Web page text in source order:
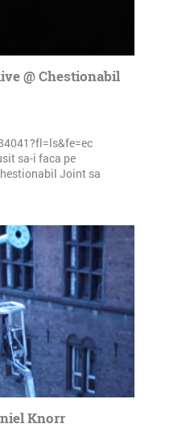
@ Chestionabil
sa-i faca pe
Joint sa
Knorr